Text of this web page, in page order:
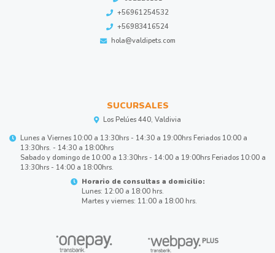
+56961254532
+56983416524
hola@valdipets.com
SUCURSALES
Los Pelúes 440, Valdivia
Lunes a Viernes 10:00 a 13:30hrs - 14:30 a 19:00hrs Feriados 10:00 a
13:30hrs. - 14:30 a 18:00hrs
Sabado y domingo de 10:00 a 13:30hrs - 14:00 a 19:00hrs Feriados 10:00 a
13:30hrs - 14:00 a 18:00hrs.
Horario de consultas a domicilio:
Lunes: 12:00 a 18:00 hrs.
Martes y viernes: 11:00 a 18:00 hrs.